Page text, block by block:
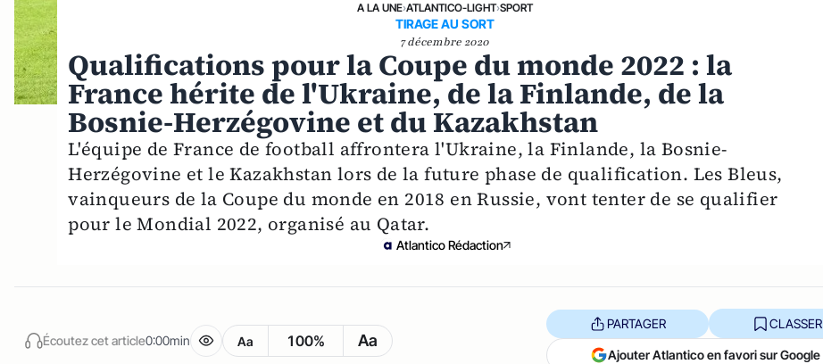
A LA UNE›ATLANTICO-LIGHT›SPORT
TIRAGE AU SORT
7 décembre 2020
Qualifications pour la Coupe du monde 2022 : la
France hérite de l'Ukraine, de la Finlande, de la
Bosnie-Herzégovine et du Kazakhstan
L'équipe de France de football affrontera l'Ukraine, la Finlande, la Bosnie-
Herzégovine et le Kazakhstan lors de la future phase de qualification. Les Bleus,
vainqueurs de la Coupe du monde en 2018 en Russie, vont tenter de se qualifier
pour le Mondial 2022, organisé au Qatar.
Atlantico Rédaction
Écoutez cet article0:00min Aa 100% Aa
PARTAGER CLASSER
Ajouter Atlantico en favori sur Google